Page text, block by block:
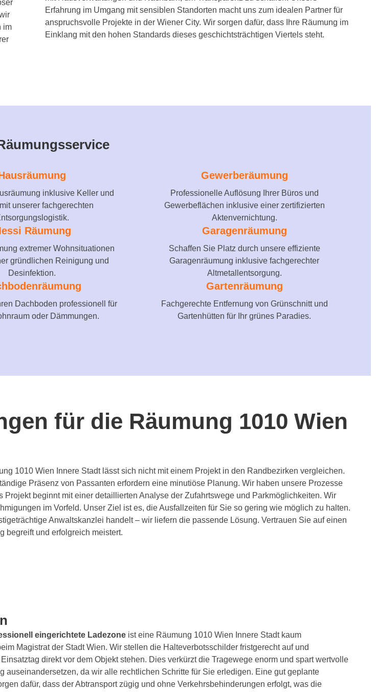
im
Erfahrung im Umgang mit sensiblen Standorten macht uns zum idealen Partner für
anspruchsvolle Projekte in der Wiener City. Wir sorgen dafür, dass Ihre Räumung im
Einklang mit den hohen Standards dieses geschichtsträchtigen Viertels steht.
inklusive Keller und
unserer fachgerechten
Gewerberäumung
Professionelle Auflösung Ihrer Büros und
Gewerbeflächen inklusive einer zertifizierten
Aktenvernichtung.
Räumung
extremer Wohnsituationen
gründlichen Reinigung und
Desinfektion.
Garagenräumung
Schaffen Sie Platz durch unsere effiziente
Garagenräumung inklusive fachgerechter
Altmetallentsorgung.
Dachboden professionell für
oder Dämmungen.
Gartenräumung
Fachgerechte Entfernung von Grünschnitt und
Gartenhütten für Ihr grünes Paradies.
für die Räumung 1010 Wien
1010 Wien Innere Stadt lässt sich nicht mit einem Projekt in den Randbezirken vergleichen.
Präsenz von Passanten erfordern eine minutiöse Planung. Wir haben unsere Prozesse
beginnt mit einer detaillierten Analyse der Zufahrtswege und Parkmöglichkeiten. Wir
im Vorfeld. Unser Ziel ist es, die Ausfallzeiten für Sie so gering wie möglich zu halten.
Anwaltskanzlei handelt – wir liefern die passende Lösung. Vertrauen Sie auf einen
begreift und erfolgreich meistert.
eingerichtete Ladezone ist eine Räumung 1010 Wien Innere Stadt kaum
Magistrat der Stadt Wien. Wir stellen die Halteverbotsschilder fristgerecht auf und
direkt vor dem Objekt stehen. Dies verkürzt die Tragewege enorm und spart wertvolle
da wir alle rechtlichen Schritte für Sie erledigen. Eine gut geplante
dafür, dass der Abtransport zügig und ohne Verkehrsbehinderungen erfolgt, was die